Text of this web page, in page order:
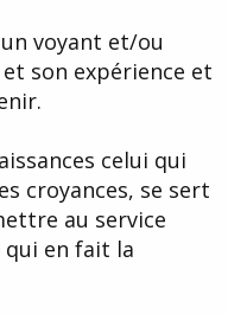
voyant et/ou
son expérience et
celui qui
croyances, se sert
au service
en fait la